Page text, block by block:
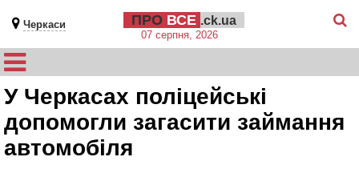
Черкаси ПРО ВСЕ .ck.ua
07 серпня, 2026
У Черкасах поліцейські
допомогли загасити займання
автомобіля